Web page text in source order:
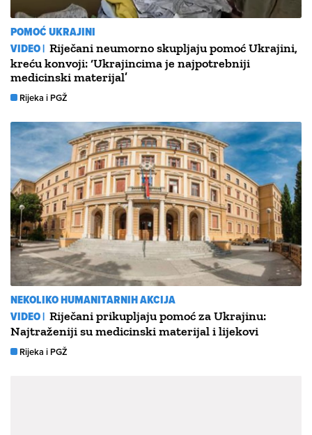
POMOĆ UKRAJINI
VIDEO | Riječani neumorno skupljaju pomoć Ukrajini,
kreću konvoji: ‘Ukrajincima je najpotrebniji
medicinski materijal’
Rijeka i PGŽ
NEKOLIKO HUMANITARNIH AKCIJA
VIDEO | Riječani prikupljaju pomoć za Ukrajinu:
Najtraženiji su medicinski materijal i lijekovi
Rijeka i PGŽ